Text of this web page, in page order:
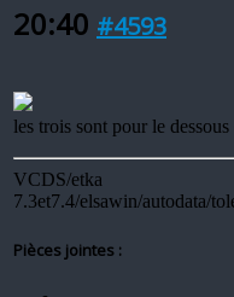
20:40 #4593
les trois sont pour le
VCDS/etka
7.3et7.4/elsawin/autodata/
Pièces jointes :